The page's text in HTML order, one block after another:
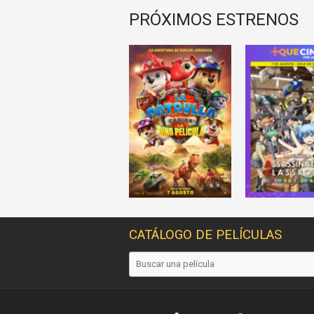
PRÓXIMOS ESTRENOS
CATÁLOGO DE PELÍCULAS